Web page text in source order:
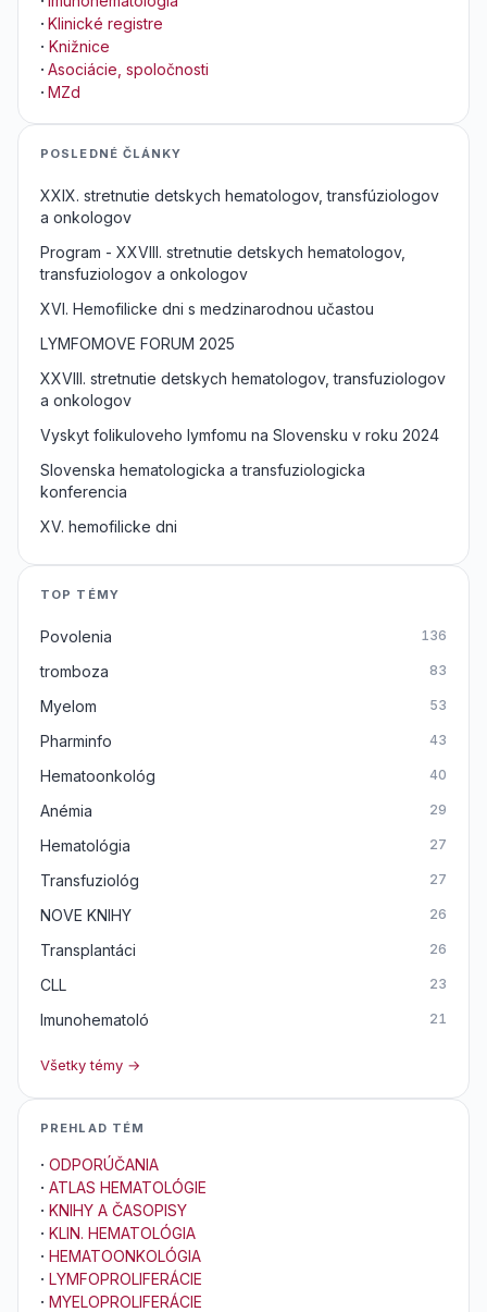
· Klinické registre
· Knižnice
· Asociácie, spoločnosti
· MZd
POSLEDNÉ ČLÁNKY
XXIX. stretnutie detskych hematologov, transfúziologov
a onkologov
Program - XXVIII. stretnutie detskych hematologov,
transfuziologov a onkologov
XVI. Hemofilicke dni s medzinarodnou učastou
LYMFOMOVE FORUM 2025
XXVIII. stretnutie detskych hematologov, transfuziologov
a onkologov
Vyskyt folikuloveho lymfomu na Slovensku v roku 2024
Slovenska hematologicka a transfuziologicka
konferencia
XV. hemofilicke dni
TOP TÉMY
Povolenia 136
tromboza 83
Myelom 53
Pharminfo 43
Hematoonkológ 40
Anémia 29
Hematológia 27
Transfuziológ 27
NOVE KNIHY 26
Transplantáci 26
CLL 23
Imunohematoló 21
Všetky témy →
PREHLAD TÉM
· ODPORÚČANIA
· ATLAS HEMATOLÓGIE
· KNIHY A ČASOPISY
· KLIN. HEMATOLÓGIA
· HEMATOONKOLÓGIA
· LYMFOPROLIFERÁCIE
· MYELOPROLIFERÁCIE